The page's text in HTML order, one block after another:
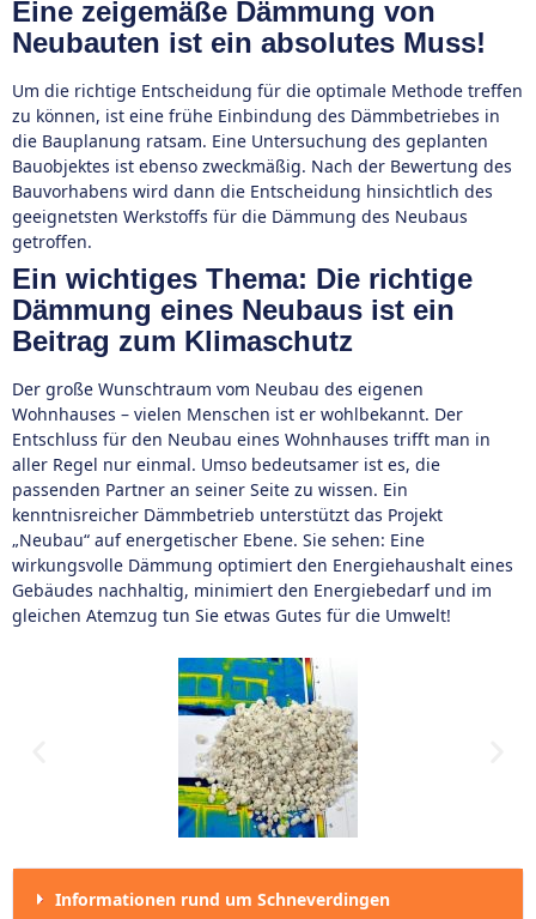
Eine zeigemäße Dämmung von
Neubauten ist ein absolutes Muss!
Um die richtige Entscheidung für die optimale Methode treffen
zu können, ist eine frühe Einbindung des Dämmbetriebes in
die Bauplanung ratsam. Eine Untersuchung des geplanten
Bauobjektes ist ebenso zweckmäßig. Nach der Bewertung des
Bauvorhabens wird dann die Entscheidung hinsichtlich des
geeignetsten Werkstoffs für die Dämmung des Neubaus
getroffen.
Ein wichtiges Thema: Die richtige
Dämmung eines Neubaus ist ein
Beitrag zum Klimaschutz
Der große Wunschtraum vom Neubau des eigenen
Wohnhauses – vielen Menschen ist er wohlbekannt. Der
Entschluss für den Neubau eines Wohnhauses trifft man in
aller Regel nur einmal. Umso bedeutsamer ist es, die
passenden Partner an seiner Seite zu wissen. Ein
kenntnisreicher Dämmbetrieb unterstützt das Projekt
„Neubau“ auf energetischer Ebene. Sie sehen: Eine
wirkungsvolle Dämmung optimiert den Energiehaushalt eines
Gebäudes nachhaltig, minimiert den Energiebedarf und im
gleichen Atemzug tun Sie etwas Gutes für die Umwelt!
Informationen rund um Schneverdingen